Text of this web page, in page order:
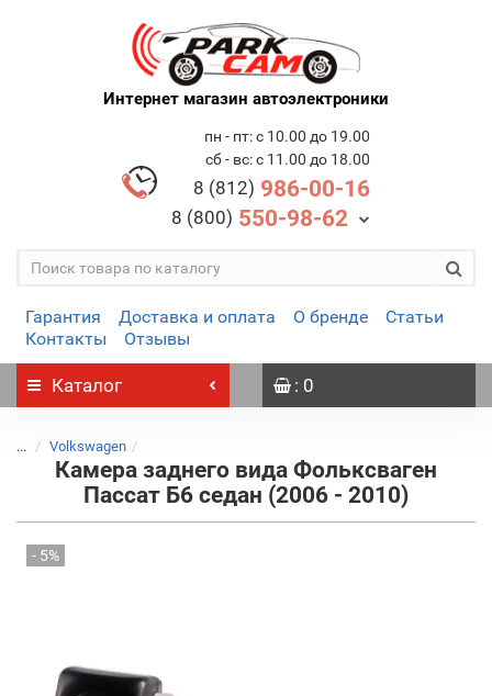
Интернет магазин автоэлектроники
пн - пт: с 10.00 до 19.00
сб - вс: с 11.00 до 18.00
8 (812) 986-00-16
8 (800) 550-98-62
Гарантия Доставка и оплата О бренде
Статьи
Контакты
Отзывы
Каталог : 0
... Volkswagen
Камера заднего вида Фольксваген
Пассат Б6 седан (2006 - 2010)
- 5%